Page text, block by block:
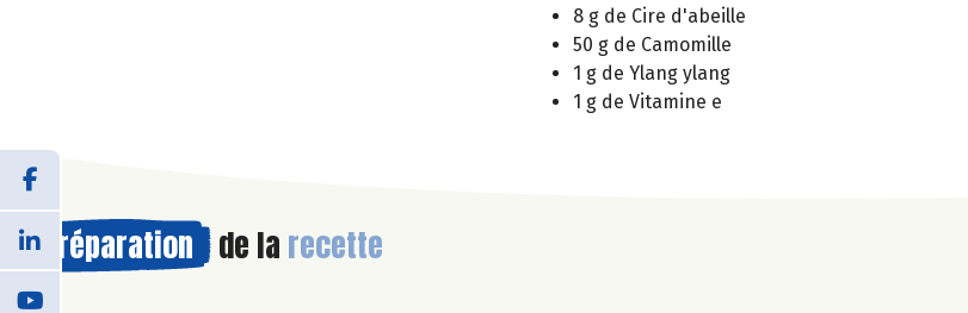
8 g de Cire d'abeille
50 g de Camomille
1 g de Ylang ylang
1 g de Vitamine e
Préparation de la recette